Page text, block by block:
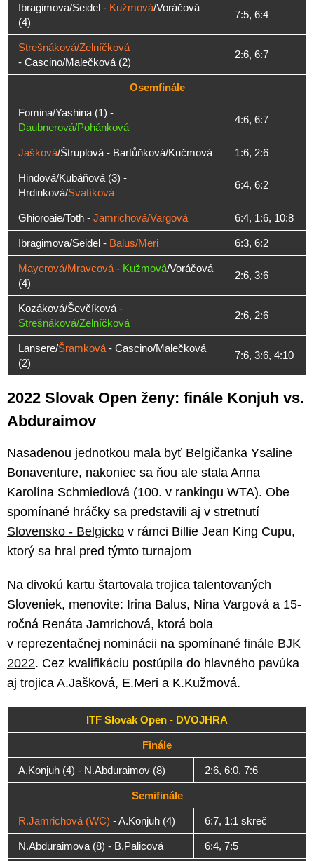
Ibragimova/Seidel - Kužmová/Voráčová
(4)
7:5, 6:4
Strešnáková/Zelníčková
- Cascino/Malečková (2)
2:6, 6:7
Osemfinále
Fomina/Yashina (1) -
Daubnerová/Pohánková
4:6, 6:7
Jašková/Štruplová - Bartůňková/Kučmová 1:6, 2:6
Hindová/Kubáňová (3) -
Hrdinková/Svatíková
6:4, 6:2
Ghioroaie/Toth - Jamrichová/Vargová 6:4, 1:6, 10:8
Ibragimova/Seidel - Balus/Meri 6:3, 6:2
Mayerová/Mravcová - Kužmová/Voráčová
(4)
2:6, 3:6
Kozáková/Ševčíková -
Strešnáková/Zelníčková
2:6, 2:6
Lansere/Šramková - Cascino/Malečková
(2)
7:6, 3:6, 4:10
2022 Slovak Open ženy: finále Konjuh vs.
Abduraimov
Nasadenou jednotkou mala byť Belgičanka Ysaline
Bonaventure, nakoniec sa ňou ale stala Anna
Karolína Schmiedlová (100. v rankingu WTA). Obe
spomínané hráčky sa predstavili aj v stretnutí
Slovensko - Belgicko v rámci Billie Jean King Cupu,
ktorý sa hral pred týmto turnajom
Na divokú kartu štartovala trojica talentovaných
Sloveniek, menovite: Irina Balus, Nina Vargová a 15-
ročná Renáta Jamrichová, ktorá bola
v reprezentačnej nominácii na spomínané finále BJK
2022. Cez kvalifikáciu postúpila do hlavného pavúka
aj trojica A.Jašková, E.Meri a K.Kužmová.
ITF Slovak Open - DVOJHRA
Finále
A.Konjuh (4) - N.Abduraimov (8) 2:6, 6:0, 7:6
Semifinále
R.Jamrichová (WC) - A.Konjuh (4) 6:7, 1:1 skreč
N.Abduraimova (8) - B.Palicová 6:4, 7:5